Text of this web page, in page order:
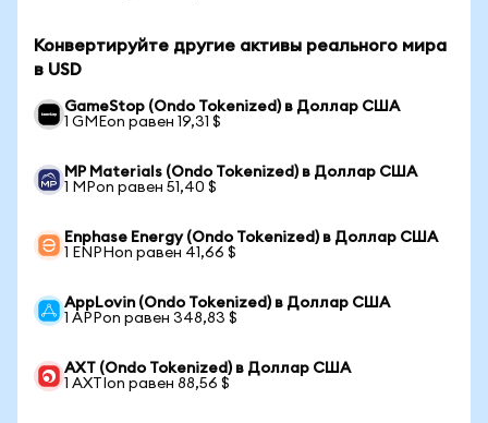
Конвертируйте другие активы реального мира
в USD
GameStop (Ondo Tokenized) в Доллар США
1 GMEon равен 19,31 $
MP Materials (Ondo Tokenized) в Доллар США
1 MPon равен 51,40 $
Enphase Energy (Ondo Tokenized) в Доллар США
1 ENPHon равен 41,66 $
AppLovin (Ondo Tokenized) в Доллар США
1 APPon равен 348,83 $
AXT (Ondo Tokenized) в Доллар США
1 AXTIon равен 88,56 $